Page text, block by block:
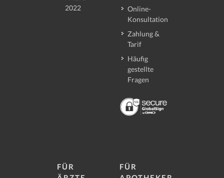
2022
Online-
Konsultation
Zahlung &
Tarif
Häufig
gestellte
Fragen
FÜR
FÜR